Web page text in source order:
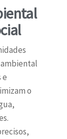
e
o